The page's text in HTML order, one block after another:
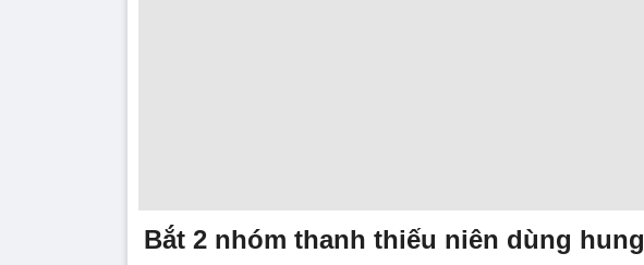
Bắt 2 nhóm thanh thiếu niên dùng hung